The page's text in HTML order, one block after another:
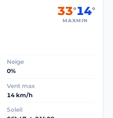
33°
MAX
14°
MIN
Neige
0%
Vent max
14 km/h
Soleil